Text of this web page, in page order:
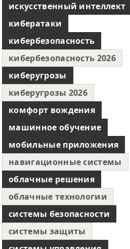
искусственный интеллект
кибератаки
кибербезопасность
кибербезопасность 2026
киберугрозы
киберугрозы 2026
комфорт вождения
машинное обучение
мобильные приложения
навигационные системы
облачные решения
облачные технологии
системы безопасности
системы защиты